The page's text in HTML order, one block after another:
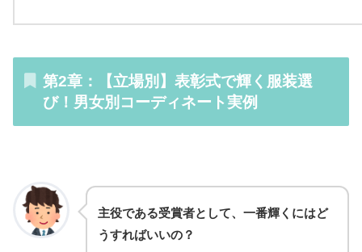
第2章：【立場別】表彰式で輝く服装選
び！男女別コーディネート実例
主役である受賞者として、一番輝くにはど
うすればいいの？